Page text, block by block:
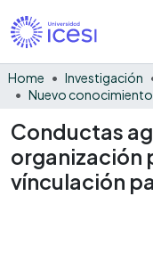
Home Investigación
Nuevo conocimiento
Conductas
organización
vínculación